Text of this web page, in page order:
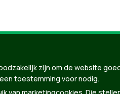
| Gebouwd doorTectonica
zijn om de website
toestemming voor nodig.